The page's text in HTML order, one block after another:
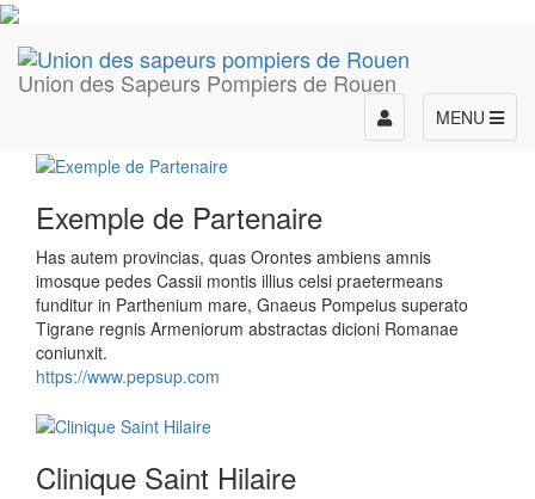
Union des Sapeurs Pompiers de Rouen
MENU
Toggle
navigation
Exemple de Partenaire
Has autem provincias, quas Orontes ambiens amnis
imosque pedes Cassii montis illius celsi praetermeans
funditur in Parthenium mare, Gnaeus Pompeius superato
Tigrane regnis Armeniorum abstractas dicioni Romanae
coniunxit.
https://www.pepsup.com
Clinique Saint Hilaire